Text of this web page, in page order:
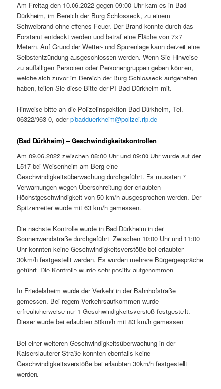
Am Freitag den 10.06.2022 gegen 09:00 Uhr kam es in Bad
Dürkheim, im Bereich der Burg Schlosseck, zu einem
Schwelbrand ohne offenes Feuer. Der Brand konnte durch das
Forstamt entdeckt werden und betraf eine Fläche von 7×7
Metern. Auf Grund der Wetter- und Spurenlage kann derzeit eine
Selbstentzündung ausgeschlossen werden. Wenn Sie Hinweise
zu auffälligen Personen oder Personengruppen geben können,
welche sich zuvor im Bereich der Burg Schlosseck aufgehalten
haben, teilen Sie diese Bitte der PI Bad Dürkheim mit.
Hinweise bitte an die Polizeiinspektion Bad Dürkheim, Tel.
06322/963-0, oderpibadduerkheim@polizei.rlp.de
(Bad Dürkheim) – Geschwindigkeitskontrollen
Am 09.06.2022 zwischen 08:00 Uhr und 09:00 Uhr wurde auf der
L517 bei Weisenheim am Berg eine
Geschwindigkeitsüberwachung durchgeführt. Es mussten 7
Verwarnungen wegen Überschreitung der erlaubten
Höchstgeschwindigkeit von 50 km/h ausgesprochen werden. Der
Spitzenreiter wurde mit 63 km/h gemessen.
Die nächste Kontrolle wurde in Bad Dürkheim in der
Sonnenwendstraße durchgeführt. Zwischen 10:00 Uhr und 11:00
Uhr konnten keine Geschwindigkeitsverstöße bei erlaubten
30km/h festgestellt werden. Es wurden mehrere Bürgergespräche
geführt. Die Kontrolle wurde sehr positiv aufgenommen.
In Friedelsheim wurde der Verkehr in der Bahnhofstraße
gemessen. Bei regem Verkehrsaufkommen wurde
erfreulicherweise nur 1 Geschwindigkeitsverstoß festgestellt.
Dieser wurde bei erlaubten 50km/h mit 83 km/h gemessen.
Bei einer weiteren Geschwindigkeitsüberwachung in der
Kaiserslauterer Straße konnten ebenfalls keine
Geschwindigkeitsverstöße bei erlaubten 30km/h festgestellt
werden.